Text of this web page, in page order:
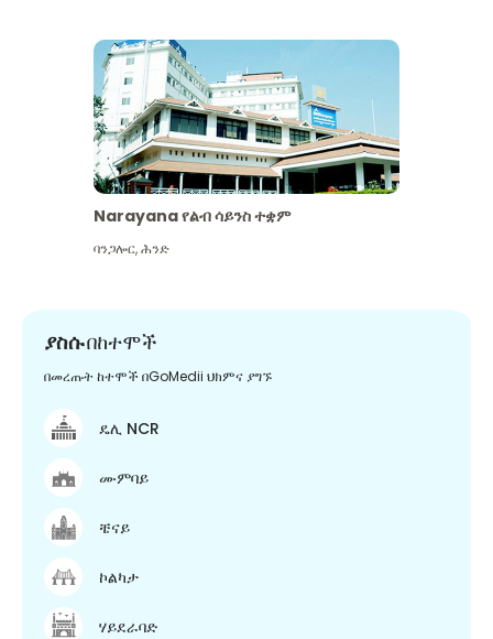
Narayana የልብ ሳይንስ ተቋም
ባንጋሎር,ሕንድ
ያስሱበከተሞች
በመረጡት ከተሞች በGoMedii ህክምና ያግኙ
ዴሊ NCR
ሙምባይ
ቼናይ
ኮልካታ
ሃይደራባድ